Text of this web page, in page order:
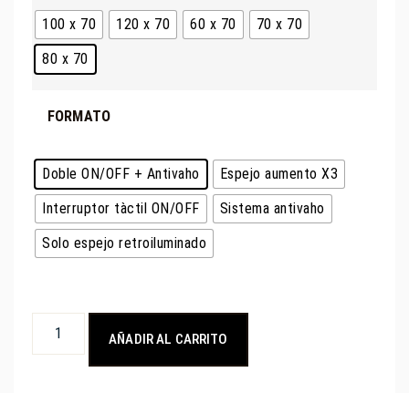
100 x 70 120 x 70 60 x 70
70 x 70
80 x 70
FORMATO
Doble ON/OFF + Antivaho
Espejo aumento X3
Interruptor tàctil ON/OFF
Sistema antivaho
Solo espejo retroiluminado
AÑADIR AL CARRITO